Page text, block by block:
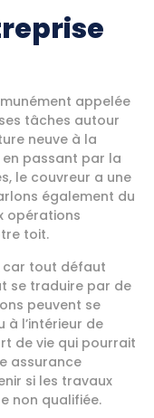
appelée
tâches autour
neuve à la
passant par la
le couvreur a une
également du
opérations
toit.
car tout défaut
se traduire par de
peuvent se
à l’intérieur de
de vie qui pourrait
assurance
si les travaux
non qualifiée.